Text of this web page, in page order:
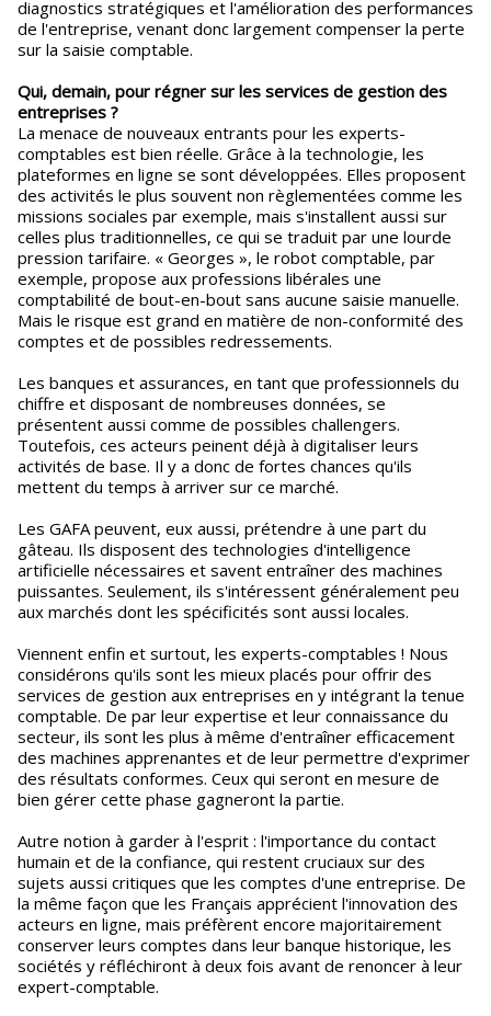
diagnostics stratégiques et l'amélioration des performances
de l'entreprise, venant donc largement compenser la perte
sur la saisie comptable.
Qui, demain, pour régner sur les services de gestion des
entreprises ?
La menace de nouveaux entrants pour les experts-
comptables est bien réelle. Grâce à la technologie, les
plateformes en ligne se sont développées. Elles proposent
des activités le plus souvent non règlementées comme les
missions sociales par exemple, mais s'installent aussi sur
celles plus traditionnelles, ce qui se traduit par une lourde
pression tarifaire. « Georges », le robot comptable, par
exemple, propose aux professions libérales une
comptabilité de bout-en-bout sans aucune saisie manuelle.
Mais le risque est grand en matière de non-conformité des
comptes et de possibles redressements.
Les banques et assurances, en tant que professionnels du
chiffre et disposant de nombreuses données, se
présentent aussi comme de possibles challengers.
Toutefois, ces acteurs peinent déjà à digitaliser leurs
activités de base. Il y a donc de fortes chances qu'ils
mettent du temps à arriver sur ce marché.
Les GAFA peuvent, eux aussi, prétendre à une part du
gâteau. Ils disposent des technologies d'intelligence
artificielle nécessaires et savent entraîner des machines
puissantes. Seulement, ils s'intéressent généralement peu
aux marchés dont les spécificités sont aussi locales.
Viennent enfin et surtout, les experts-comptables ! Nous
considérons qu'ils sont les mieux placés pour offrir des
services de gestion aux entreprises en y intégrant la tenue
comptable. De par leur expertise et leur connaissance du
secteur, ils sont les plus à même d'entraîner efficacement
des machines apprenantes et de leur permettre d'exprimer
des résultats conformes. Ceux qui seront en mesure de
bien gérer cette phase gagneront la partie.
Autre notion à garder à l'esprit : l'importance du contact
humain et de la confiance, qui restent cruciaux sur des
sujets aussi critiques que les comptes d'une entreprise. De
la même façon que les Français apprécient l'innovation des
acteurs en ligne, mais préfèrent encore majoritairement
conserver leurs comptes dans leur banque historique, les
sociétés y réfléchiront à deux fois avant de renoncer à leur
expert-comptable.